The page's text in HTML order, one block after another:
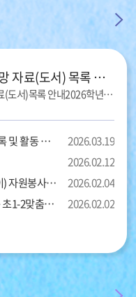
2026학년 1차 희망 자료(도서) 목록 안내
2025학년2차 희망 자료(도서)목록 안내2026학년1차 희망 자료(도서)목록을 다음과 같이 안내합니다. 첨부한 자료를 확인 후 수정 및 문의사항이 있으면6월 2
활동 안내
2026.03.19
2026.02.12
자 모집 공고
2026.02.04
강사 공고(2차)
2026.02.02